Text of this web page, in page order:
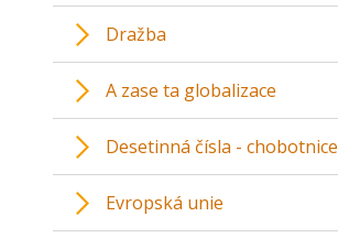
Dražba
A zase ta globalizace
Desetinná čísla - chobotnice
Evropská unie